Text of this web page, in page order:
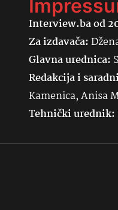
Interview.ba od
Za izdavača:
Glavna urednica:
Redakcija i
Kamenica, Anisa
Tehnički urednik: